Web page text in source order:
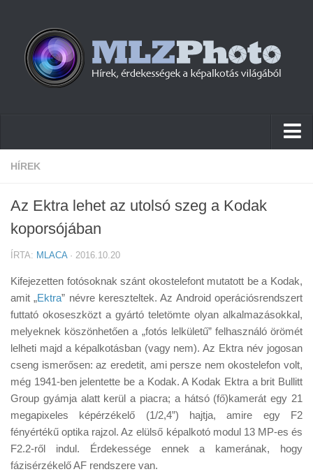
Hírek
Cikkek
Szoftver
Tudástár
Tanácsok
Érdekességek
Helyszíni Riport
E-BB
HÍREK
Az Ektra lehet az utolsó szeg a Kodak
koporsójában
ÍRTA: MLACA· 2016.10.20
Kifejezetten fotósoknak szánt okostelefont mutatott be a Kodak,
amit „Ektra” névre kereszteltek. Az Android operációsrendszert
futtató okoseszközt a gyártó teletömte olyan alkalmazásokkal,
melyeknek köszönhetően a „fotós lelkületű” felhasználó örömét
lelheti majd a képalkotásban (vagy nem). Az Ektra név jogosan
cseng ismerősen: az eredetit, ami persze nem okostelefon volt,
még 1941-ben jelentette be a Kodak. A Kodak Ektra a brit Bullitt
Group gyámja alatt kerül a piacra; a hátsó (fő)kamerát egy 21
megapixeles képérzékelő (1/2,4”) hajtja, amire egy F2
fényértékű optika rajzol. Az elülső képalkotó modul 13 MP-es és
F2.2-ről indul. Érdekessége ennek a kamerának, hogy
fázisérzékelő AF rendszere van.